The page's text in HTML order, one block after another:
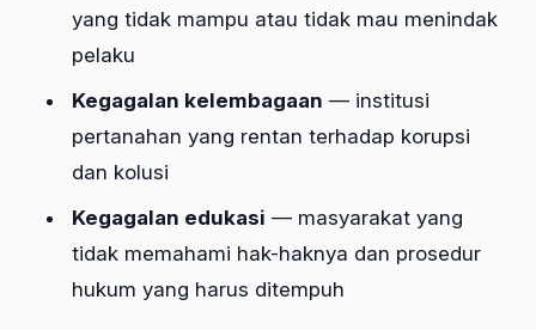
yang tidak mampu atau tidak mau menindak
pelaku
Kegagalan kelembagaan — institusi
pertanahan yang rentan terhadap korupsi
dan kolusi
Kegagalan edukasi — masyarakat yang
tidak memahami hak-haknya dan prosedur
hukum yang harus ditempuh